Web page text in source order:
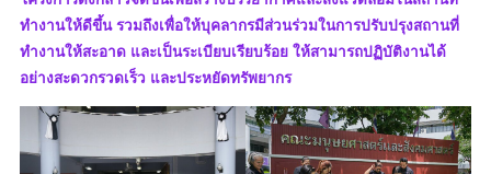
ทำงานให้ดีขึ้น รวมถึงเพื่อให้บุคลากรมีส่วนร่วมในการปรับปรุงสถานที่
ทำงานให้สะอาด และเป็นระเบียบเรียบร้อย ให้สามารถปฏิบัติงานได้
อย่างสะดวกรวดเร็ว และประหยัดทรัพยากร